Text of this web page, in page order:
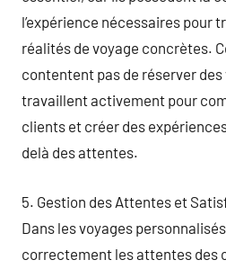
l’expérience nécessaires pour
réalités de voyage concrètes.
contentent pas de réserver
travaillent activement pour
clients et créer des
delà des attentes.
5. Gestion des Attentes et
Dans les voyages
correctement les attentes des